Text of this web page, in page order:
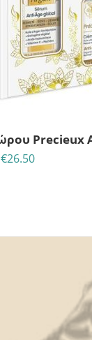
24
ΗΜΈΡΕΣ
14
ΩΡΕΣ
45
MINS
€26.50